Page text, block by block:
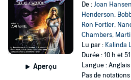
Aperçu
De :Joan Hansen
Henderson,
Ron Fortier,
Chambers,
Lu par : Kalinda
Durée : 10 h et
Langue : Anglais
Pas de notations